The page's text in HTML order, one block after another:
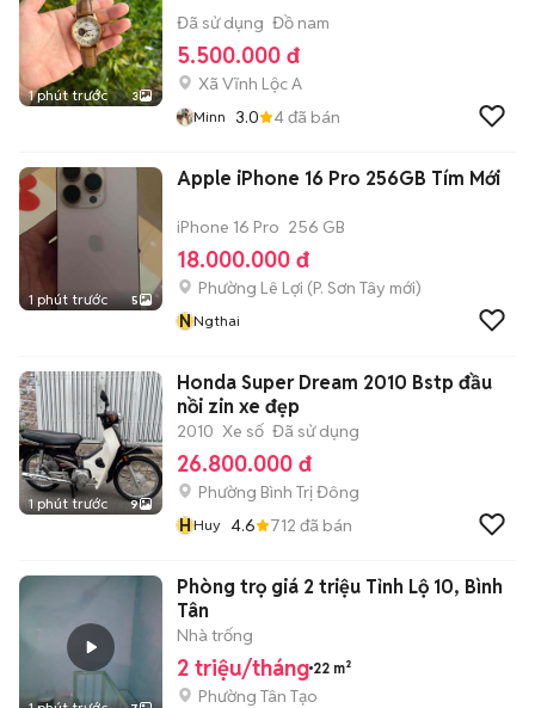
1 phút trước 3
Đã sử dụng Đồ nam
5.500.000 đ
Xã Vĩnh Lộc A
Minn 3.0 4đã bán
1 phút trước 5
Apple iPhone 16 Pro 256GB Tím Mới
iPhone 16 Pro 256 GB
18.000.000 đ
Phường Lê Lợi (P. Sơn Tây mới)
NNgthai
1 phút trước 9
Honda Super Dream 2010 Bstp đầu
nồi zin xe đẹp
2010 Xe số Đã sử dụng
26.800.000 đ
Phường Bình Trị Đông
HHuy 4.6 712 đã bán
Phòng trọ giá 2 triệu Tỉnh Lộ 10, Bình
Tân
Nhà trống
2 triệu/tháng 22 m²
Phường Tân Tạo